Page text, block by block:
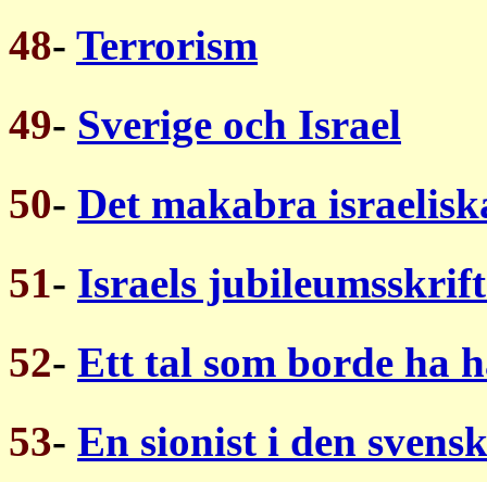
48- Terrorism
49- Sverige och Israel
50- Det makabra
51- Israels
52- Ett tal som borde ha
53- En sionist i den